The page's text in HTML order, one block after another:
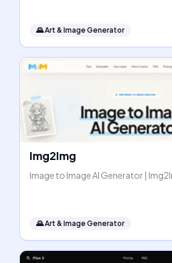
🌄Art & Image Generator
Img2Img
Image to Image AI Generator |
🌄Art & Image Generator